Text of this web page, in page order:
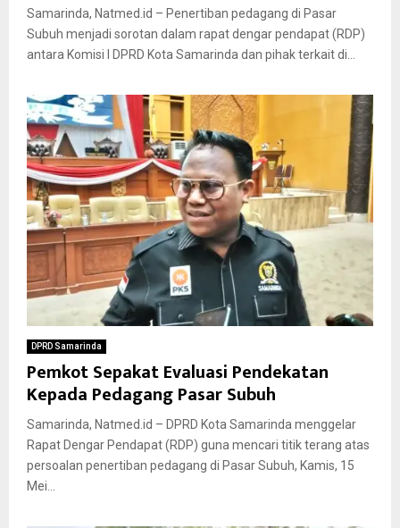
Samarinda, Natmed.id – Penertiban pedagang di Pasar
Subuh menjadi sorotan dalam rapat dengar pendapat (RDP)
antara Komisi I DPRD Kota Samarinda dan pihak terkait di...
DPRD Samarinda
Pemkot Sepakat Evaluasi Pendekatan
Kepada Pedagang Pasar Subuh
Samarinda, Natmed.id – DPRD Kota Samarinda menggelar
Rapat Dengar Pendapat (RDP) guna mencari titik terang atas
persoalan penertiban pedagang di Pasar Subuh, Kamis, 15
Mei...